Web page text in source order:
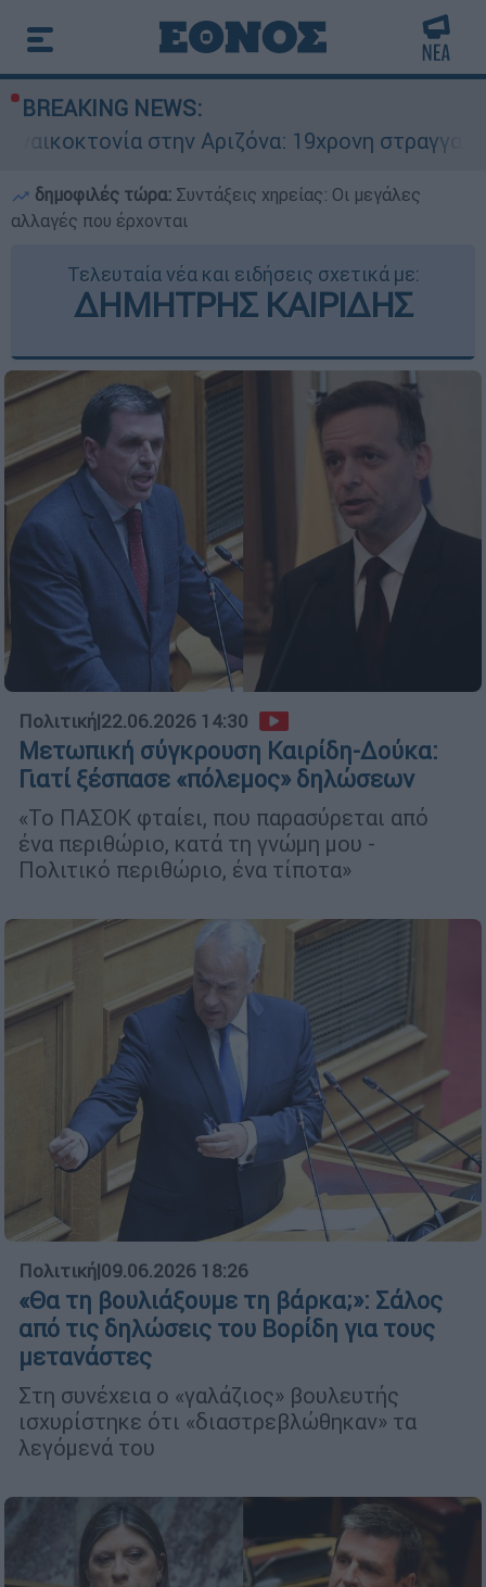
BREAKING NEWS:
Αριζόνα: 19χρονη στραγγαλίστηκε από
δημοφιλές τώρα: Συντάξεις χηρείας: Οι μεγάλες
αλλαγές που έρχονται
Τελευταία νέα και ειδήσεις σχετικά με:
ΔΗΜΗΤΡΗΣ ΚΑΙΡΙΔΗΣ
Πολιτική|22.06.2026 14:30
Μετωπική σύγκρουση Καιρίδη-Δούκα:
Γιατί ξέσπασε «πόλεμος» δηλώσεων
«Το ΠΑΣΟΚ φταίει, που παρασύρεται από
ένα περιθώριο, κατά τη γνώμη μου -
Πολιτικό περιθώριο, ένα τίποτα»
Πολιτική|09.06.2026 18:26
«Θα τη βουλιάξουμε τη βάρκα;»: Σάλος
από τις δηλώσεις του Βορίδη για τους
μετανάστες
Στη συνέχεια ο «γαλάζιος» βουλευτής
ισχυρίστηκε ότι «διαστρεβλώθηκαν» τα
λεγόμενά του